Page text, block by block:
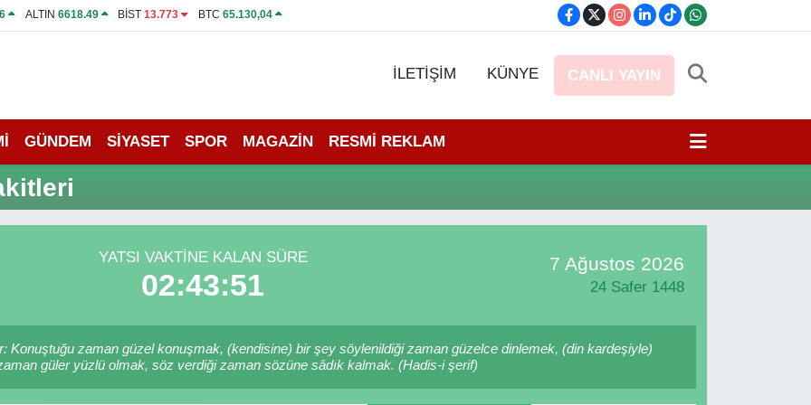
ALTIN 6618.49 BİST13.773 BTC 65.130,04
İLETİŞİM KÜNYE CANLI YAYIN
GÜNDEM SİYASET SPOR MAGAZİN RESMİ REKLAM
YATSI VAKTINE KALAN SÜRE
02:43:51
7 Ağustos 2026
24 Safer 1448
Konuştuğu zaman güzel konuşmak, (kendisine) bir şey söylenildiği zaman güzelce dinlemek, (din kardeşiyle)
zaman güler yüzlü olmak, söz verdiği zaman sözüne sâdık kalmak. (Hadis-i şerif)